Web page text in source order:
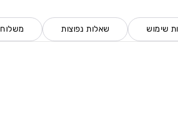
שימוש שאלות נפוצות משלוח